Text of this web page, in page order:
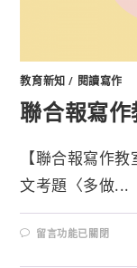
教育新知 / 閱讀寫作
聯合報寫
【聯合報寫作
文考題〈多做...
留言功能已關閉